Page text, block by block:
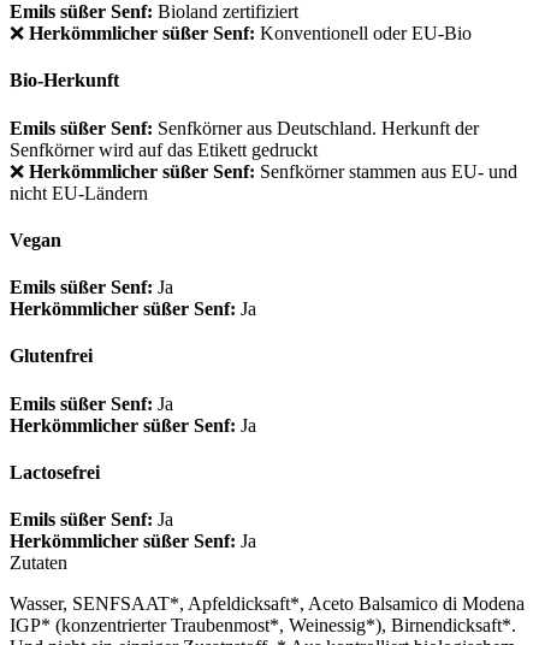
Emils süßer Senf: Bioland zertifiziert
❌ Herkömmlicher süßer Senf: Konventionell oder EU-Bio
Bio-Herkunft
Emils süßer Senf: Senfkörner aus Deutschland. Herkunft der
Senfkörner wird auf das Etikett gedruckt
❌ Herkömmlicher süßer Senf: Senfkörner stammen aus EU- und
nicht EU-Ländern
Vegan
Emils süßer Senf: Ja
Herkömmlicher süßer Senf: Ja
Glutenfrei
Emils süßer Senf: Ja
Herkömmlicher süßer Senf: Ja
Lactosefrei
Emils süßer Senf: Ja
Herkömmlicher süßer Senf: Ja
Zutaten
Wasser, SENFSAAT*, Apfeldicksaft*, Aceto Balsamico di Modena
IGP* (konzentrierter Traubenmost*, Weinessig*), Birnendicksaft*.